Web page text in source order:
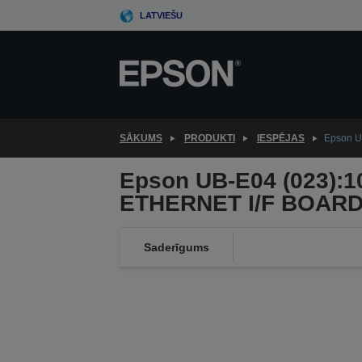
to
LATVIEŠU
SĀKUMS PRODUKTI IESPĒJAS Epson
Epson UB-E04
ETHERNET I/F
Saderīgums